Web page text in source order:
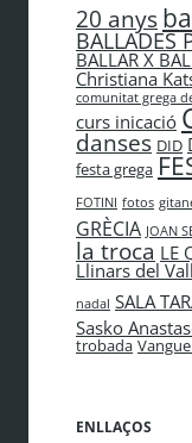
20 anys
BALLADES
BALLAR X
Christiana
comunitat grega
curs inicació
danses DID
festa grega
FOTINI fotos
GRÈCIA JOAN
la troca LE
Llinars del
nadal SALA
Sasko
trobada
ENLLAÇOS